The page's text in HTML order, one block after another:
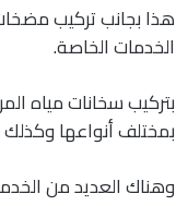
هذا بجانب تركيب
الخدمات الخاصة.
بتركيب سخانات مياه
بمختلف أنواعها وكذلك
وهناك العديد من